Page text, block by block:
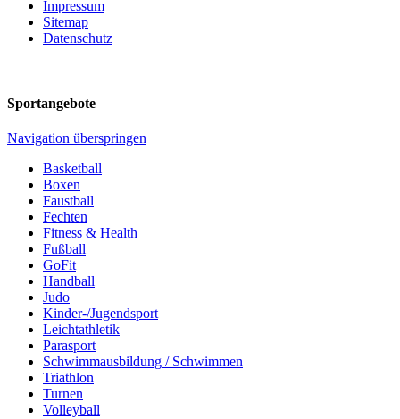
Impressum
Sitemap
Datenschutz
Sportangebote
Navigation überspringen
Basketball
Boxen
Faustball
Fechten
Fitness & Health
Fußball
GoFit
Handball
Judo
Kinder-/Jugendsport
Leichtathletik
Parasport
Schwimmausbildung / Schwimmen
Triathlon
Turnen
Volleyball